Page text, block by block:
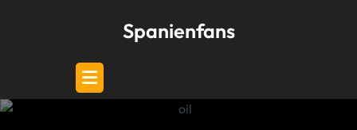
Spanienfans